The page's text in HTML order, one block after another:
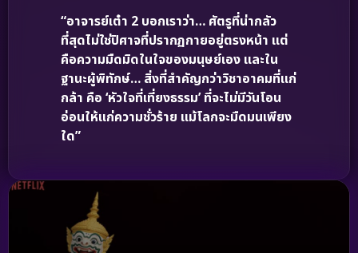
“อาจารย์เต๋า 2 บอกเราว่า… ศัตรูที่น่ากลัว
ที่สุดไม่ใช่ปิศาจที่ปรากฏกายอยู่ตรงหน้า แต่
คือความมืดมิดในใจของมนุษย์เอง และใน
ฐานะผู้พิทักษ์… สิ่งที่สำคัญกว่าวิชาอาคมที่แก่
กล้า คือ ‘หัวใจที่เที่ยงธรรม’ ที่จะไม่มีวันโอน
อ่อนให้แก่ความชั่วร้าย แม้โลกจะมืดมนเพียง
ใด”